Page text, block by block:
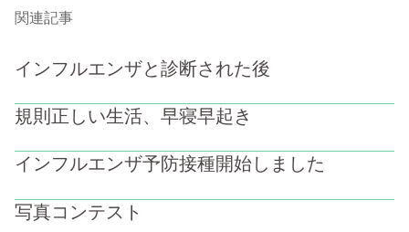
関連記事
インフルエンザと診断された後
規則正しい生活、早寝早起き
インフルエンザ予防接種開始しました
写真コンテスト